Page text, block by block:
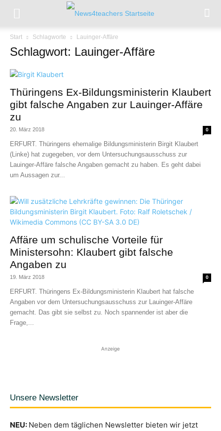
Start Schlagworte Lauinger-Affäre
Schlagwort: Lauinger-Affäre
Thüringens Ex-Bildungsministerin Klaubert
gibt falsche Angaben zur Lauinger-Affäre
zu
20. März 2018 0
ERFURT. Thüringens ehemalige Bildungsministerin Birgit Klaubert
(Linke) hat zugegeben, vor dem Untersuchungsausschuss zur
Lauinger-Affäre falsche Angaben gemacht zu haben. Es geht dabei
um Aussagen zur...
Affäre um schulische Vorteile für
Ministersohn: Klaubert gibt falsche
Angaben zu
19. März 2018 0
ERFURT. Thüringens Ex-Bildungsministerin Klaubert hat falsche
Angaben vor dem Untersuchungsausschuss zur Lauinger-Affäre
gemacht. Das gibt sie selbst zu. Noch spannender ist aber die
Frage,...
Anzeige
Unsere Newsletter
NEU: Neben dem täglichen Newsletter bieten wir jetzt